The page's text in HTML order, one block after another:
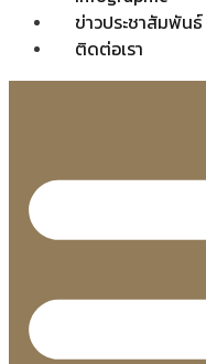
ข่าวประชาสัมพันธ์
ติดต่อเรา